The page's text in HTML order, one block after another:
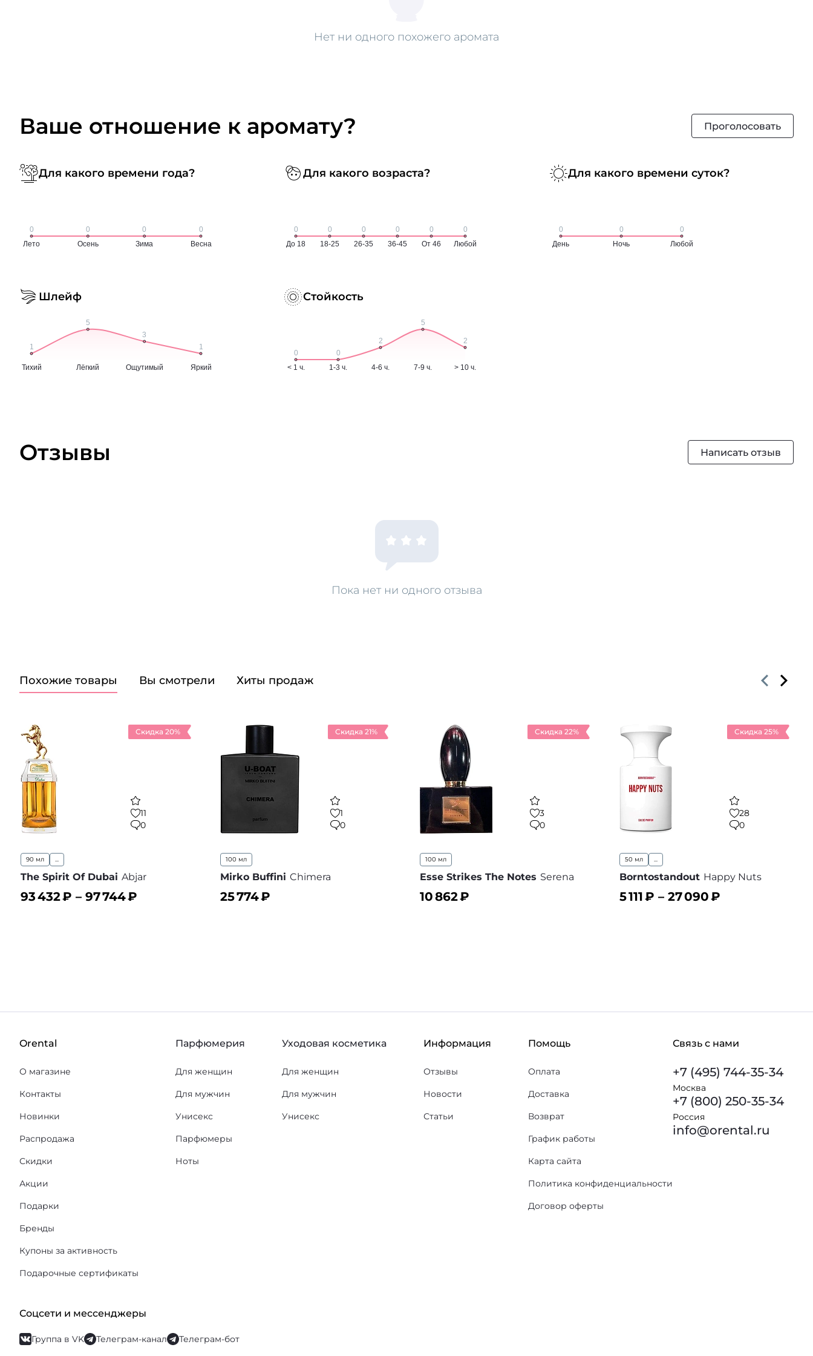
Нет ни одного похожего аромата
Ваше отношение к аромату? Проголосовать
Для какого времени года? Для какого возраста? Для какого времени суток?
Шлейф Стойкость
Отзывы Написать отзыв
Пока нет ни одного отзыва
Похожие товары Вы смотрели Хиты продаж
Скидка 20%
11
0
90 мл ...
The Spirit Of Dubai Abjar
93 432₽ – 97 744₽
Скидка 21%
1
0
100 мл
Mirko Buffini Chimera
25 774₽
Скидка 22%
3
0
100 мл
Esse Strikes The Notes Serena
10 862₽
Скидка 25%
28
0
50 мл ...
Borntostandout Happy Nuts
5 111₽ – 27 090₽
Orental
О магазине
Контакты
Новинки
Распродажа
Скидки
Акции
Подарки
Бренды
Купоны за активность
Подарочные сертификаты
Парфюмерия
Для женщин
Для мужчин
Унисекс
Парфюмеры
Ноты
Уходовая косметика
Для женщин
Для мужчин
Унисекс
Информация
Отзывы
Новости
Статьи
Помощь
Оплата
Доставка
Возврат
График работы
Карта сайта
Политика конфиденциальности
Договор оферты
Связь с нами
+7 (495) 744-35-34
Москва
+7 (800) 250-35-34
Россия
info@orental.ru
Соцсети и мессенджеры
Группа в VK Телеграм-канал Телеграм-бот